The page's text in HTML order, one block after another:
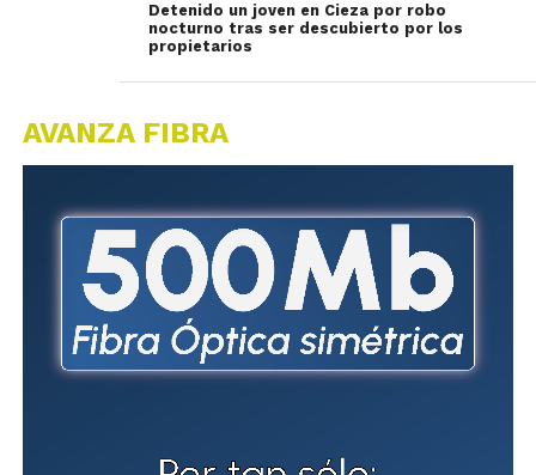
Detenido un joven en Cieza por robo
nocturno tras ser descubierto por los
propietarios
AVANZA FIBRA